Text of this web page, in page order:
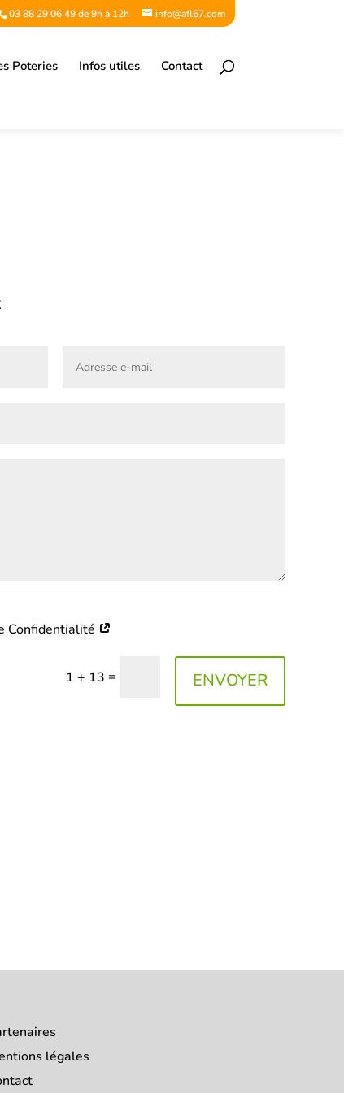
03 88 29 06 49 de 9h à 12h info@afl67.com
Poteries Infos utiles Contact
Confidentialité
1 + 13 = ENVOYER
légales